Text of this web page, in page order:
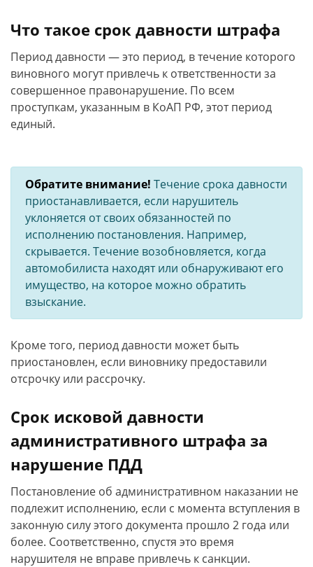
Что такое срок давности штрафа
Период давности — это период, в течение которого
виновного могут привлечь к ответственности за
совершенное правонарушение. По всем
проступкам, указанным в КоАП РФ, этот период
единый.
Обратите внимание! Течение срока давности
приостанавливается, если нарушитель
уклоняется от своих обязанностей по
исполнению постановления. Например,
скрывается. Течение возобновляется, когда
автомобилиста находят или обнаруживают его
имущество, на которое можно обратить
взыскание.
Кроме того, период давности может быть
приостановлен, если виновнику предоставили
отсрочку или рассрочку.
Срок исковой давности
административного штрафа за
нарушение ПДД
Постановление об административном наказании не
подлежит исполнению, если с момента вступления в
законную силу этого документа прошло 2 года или
более. Соответственно, спустя это время
нарушителя не вправе привлечь к санкции.